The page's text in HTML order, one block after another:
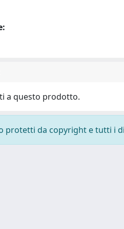
a questo prodotto.
protetti da copyright e tutti i